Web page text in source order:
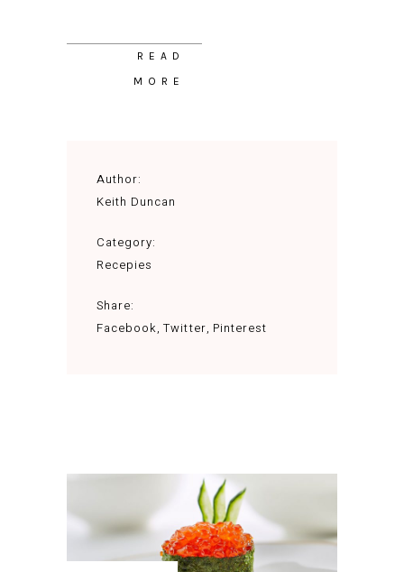
READ
MORE
Author:
Keith Duncan
Category:
Recepies
Share:
Facebook Twitter Pinterest